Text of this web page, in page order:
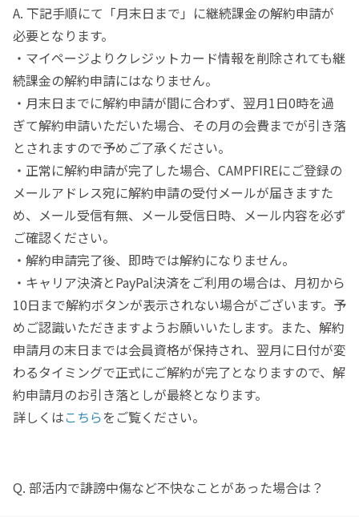
A. 下記手順にて「月末日まで」に継続課金の解約申請が
必要となります。
・マイページよりクレジットカード情報を削除されても継
続課金の解約申請にはなりません。
・月末日までに解約申請が間に合わず、翌月1日0時を過
ぎて解約申請いただいた場合、その月の会費までが引き落
とされますので予めご了承ください。
・正常に解約申請が完了した場合、CAMPFIREにご登録の
メールアドレス宛に解約申請の受付メールが届きますた
め、メール受信有無、メール受信日時、メール内容を必ず
ご確認ください。
・解約申請完了後、即時では解約になりません。
・キャリア決済とPayPal決済をご利用の場合は、月初から
10日まで解約ボタンが表示されない場合がございます。予
めご認識いただきますようお願いいたします。また、解約
申請月の末日までは会員資格が保持され、翌月に日付が変
わるタイミングで正式にご解約が完了となりますので、解
約申請月のお引き落としが最終となります。
詳しくはこちらをご覧ください。
Q. 部活内で誹謗中傷など不快なことがあった場合は？